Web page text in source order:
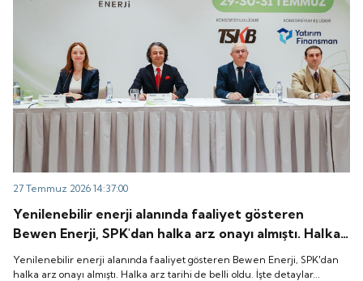
27 Temmuz 2026 14:37:00
Yenilenebilir enerji alanında faaliyet gösteren
Bewen Enerji, SPK'dan halka arz onayı almıştı. Halka
arz tarihi de belli oldu. İşte detaylar...
Yenilenebilir enerji alanında faaliyet gösteren Bewen Enerji, SPK'dan
halka arz onayı almıştı. Halka arz tarihi de belli oldu. İşte detaylar...